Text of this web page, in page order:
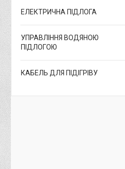
ЕЛЕКТРИЧНА ПІДЛОГА
УПРАВЛІННЯ ВОДЯНОЮ
ПІДЛОГОЮ
КАБЕЛЬ ДЛЯ ПІДІГРІВУ